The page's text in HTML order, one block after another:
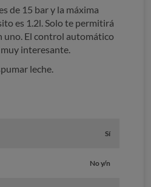
de 15 bar y la máxima
es 1.2l. Solo te permitirá
uno. El control automático
interesante.
leche.
Sí
No y/n